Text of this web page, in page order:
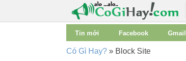
Tin mới Facebook Gmail
Có Gì Hay? »Block Site